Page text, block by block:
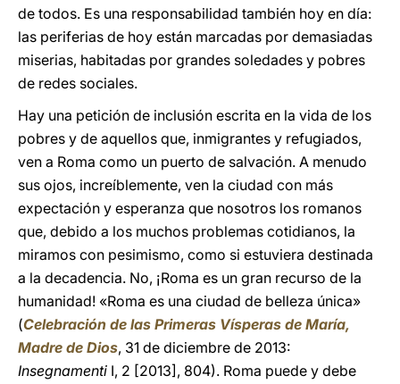
de todos. Es una responsabilidad también hoy en día:
las periferias de hoy están marcadas por demasiadas
miserias, habitadas por grandes soledades y pobres
de redes sociales.
Hay una petición de inclusión escrita en la vida de los
pobres y de aquellos que, inmigrantes y refugiados,
ven a Roma como un puerto de salvación. A menudo
sus ojos, increíblemente, ven la ciudad con más
expectación y esperanza que nosotros los romanos
que, debido a los muchos problemas cotidianos, la
miramos con pesimismo, como si estuviera destinada
a la decadencia. No, ¡Roma es un gran recurso de la
humanidad! «Roma es una ciudad de belleza única»
(Celebración de las Primeras Vísperas de María,
Madre de Dios, 31 de diciembre de 2013:
Insegnamenti I, 2 [2013], 804). Roma puede y debe